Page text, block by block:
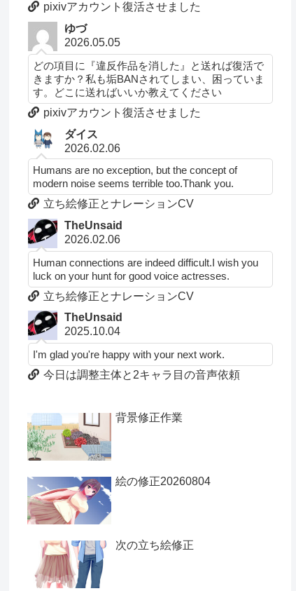
pixivアカウント復活させました
ゆづ
2026.05.05
どの項目に『違反作品を消した』と送れば復活で
きますか？私も垢BANされてしまい、困っていま
す。どこに送ればいいか教えてください
pixivアカウント復活させました
ダイス
2026.02.06
Humans are no exception, but the concept of
modern noise seems terrible too.Thank you.
立ち絵修正とナレーションCV
TheUnsaid
2026.02.06
Human connections are indeed difficult.I wish you
luck on your hunt for good voice actresses.
立ち絵修正とナレーションCV
TheUnsaid
2025.10.04
I'm glad you're happy with your next work.
今日は調整主体と2キャラ目の音声依頼
背景修正作業
絵の修正20260804
次の立ち絵修正